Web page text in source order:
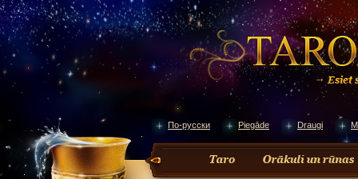
По-русски Piegāde Draugi